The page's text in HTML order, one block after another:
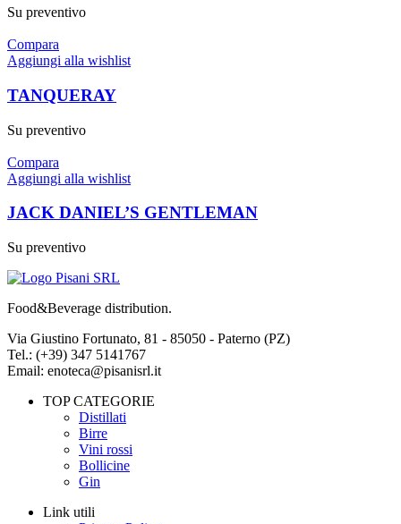
Su preventivo
Compara
Aggiungi alla wishlist
TANQUERAY
Su preventivo
Compara
Aggiungi alla wishlist
JACK DANIEL’S GENTLEMAN
Su preventivo
Food&Beverage distribution.
Via Giustino Fortunato, 81 - 85050 - Paterno (PZ)
Tel.: (+39) 347 5141767
Email: enoteca@pisanisrl.it
TOP CATEGORIE
Distillati
Birre
Vini rossi
Bollicine
Gin
Link utili